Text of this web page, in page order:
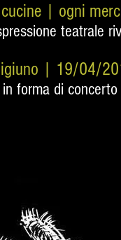
| ogni
teatrale
| 19/04/
forma di